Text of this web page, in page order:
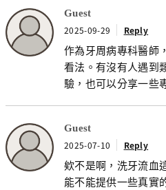
Guest
2025-09-29 Reply
作為牙周病專科醫師
看法。有沒有人遇到
驗，也可以分享一些
Guest
2025-07-10 Reply
欸不是啊，洗牙流血
能不能提供一些真實